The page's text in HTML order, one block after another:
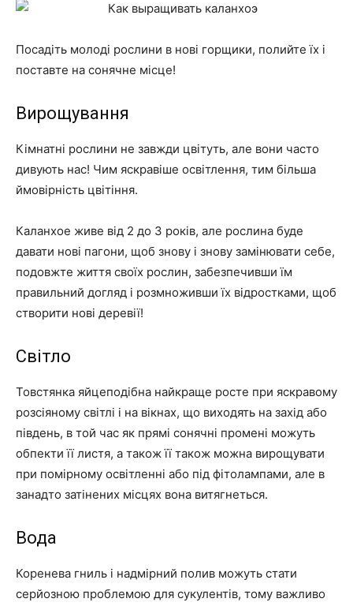
Посадіть молоді рослини в нові горщики, полийте їх і
поставте на сонячне місце!
Вирощування
Кімнатні рослини не завжди цвітуть, але вони часто
дивують нас! Чим яскравіше освітлення, тим більша
ймовірність цвітіння.
Каланхое живе від 2 до 3 років, але рослина буде
давати нові пагони, щоб знову і знову замінювати себе,
подовжте життя своїх рослин, забезпечивши їм
правильний догляд і розмноживши їх відростками, щоб
створити нові деревії!
Світло
Товстянка яйцеподібна найкраще росте при яскравому
розсіяному світлі і на вікнах, що виходять на захід або
південь, в той час як прямі сонячні промені можуть
обпекти її листя, а також її також можна вирощувати
при помірному освітленні або під фітолампами, але в
занадто затінених місцях вона витягнеться.
Вода
Коренева гниль і надмірний полив можуть стати
серйозною проблемою для сукулентів, тому важливо